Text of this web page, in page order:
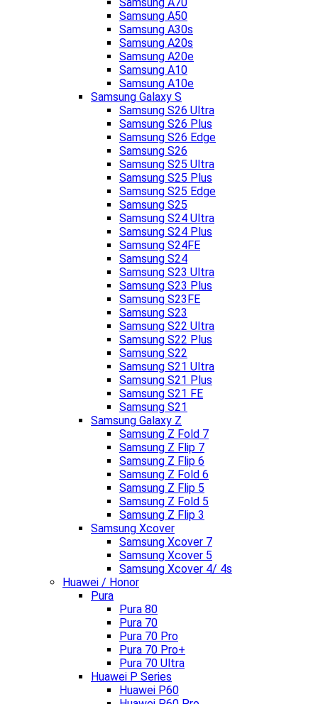
Samsung A50
Samsung A30s
Samsung A20s
Samsung A20e
Samsung A10
Samsung A10e
Samsung Galaxy S
Samsung S26 Ultra
Samsung S26 Plus
Samsung S26 Edge
Samsung S26
Samsung S25 Ultra
Samsung S25 Plus
Samsung S25 Edge
Samsung S25
Samsung S24 Ultra
Samsung S24 Plus
Samsung S24FE
Samsung S24
Samsung S23 Ultra
Samsung S23 Plus
Samsung S23FE
Samsung S23
Samsung S22 Ultra
Samsung S22 Plus
Samsung S22
Samsung S21 Ultra
Samsung S21 Plus
Samsung S21 FE
Samsung S21
Samsung Galaxy Z
Samsung Z Fold 7
Samsung Z Flip 7
Samsung Z Flip 6
Samsung Z Fold 6
Samsung Z Flip 5
Samsung Z Fold 5
Samsung Z Flip 3
Samsung Xcover
Samsung Xcover 7
Samsung Xcover 5
Samsung Xcover 4/ 4s
Huawei / Honor
Pura
Pura 80
Pura 70
Pura 70 Pro
Pura 70 Pro+
Pura 70 Ultra
Huawei P Series
Huawei P60